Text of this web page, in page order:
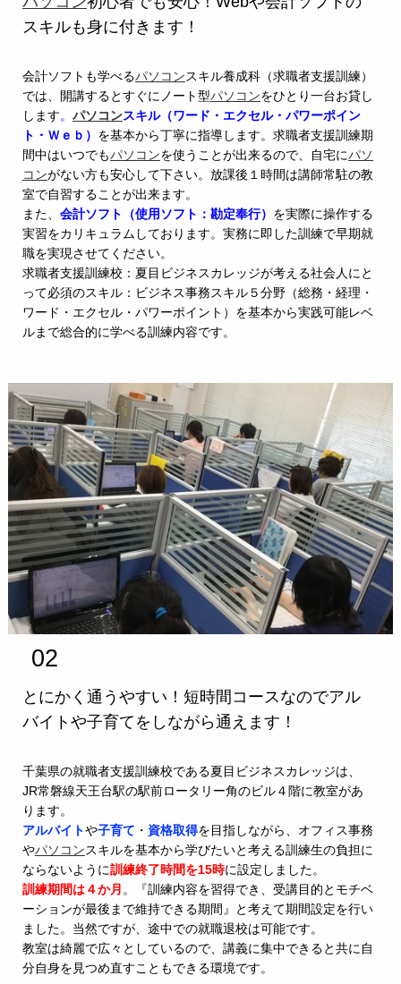
スキルも身に付きます！
会計ソフトも学べるパソコンスキル養成科（求職者支援訓練）
では、開講するとすぐにノート型パソコンをひとり一台お貸し
します。 パソコンスキル（ワード・エクセル・パワーポイン
ト・Ｗｅｂ） を基本から丁寧に指導します。求職者支援訓練期
間中はいつでもパソコンを使うことが出来るので、自宅にパソ
コンがない方も安心して下さい。放課後１時間は講師常駐の教
室で自習することが出来ます。
また、 会計ソフト（使用ソフト：勘定奉行） を実際に操作する
実習をカリキュラムしております。実務に即した訓練で早期就
職を実現させてください。
求職者支援訓練校：夏目ビジネスカレッジが考える社会人にと
って必須のスキル：ビジネス事務スキル５分野（総務・経理・
ワード・エクセル・パワーポイント）を基本から実践可能レベ
ルまで総合的に学べる訓練内容です。
02
とにかく通うやすい！短時間コースなのでアル
バイトや子育てをしながら通えます！
千葉県の就職者支援訓練校である夏目ビジネスカレッジは、
JR常磐線天王台駅の駅前ロータリー角のビル４階に教室があ
ります。
アルバイトや子育て ・ 資格取得を目指しながら、オフィス事務
やパソコンスキルを基本から学びたいと考える訓練生の負担に
ならないように訓練終了時間を15時に設定しました。
訓練期間は４か月 。『訓練内容を習得でき、受講目的とモチベ
ーションが最後まで維持できる期間』と考えて期間設定を行い
ました。当然ですが、途中での就職退校は可能です。
教室は綺麗で広々としているので、講義に集中できると共に自
分自身を見つめ直すこともできる環境です。